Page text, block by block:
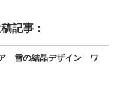
記事：
ア 雪の結晶デザイン ワ